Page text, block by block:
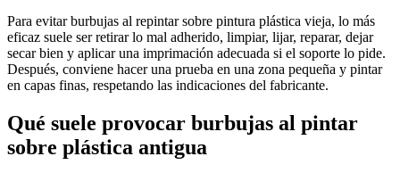
Para evitar burbujas al repintar sobre pintura plástica vieja, lo más
eficaz suele ser retirar lo mal adherido, limpiar, lijar, reparar, dejar
secar bien y aplicar una imprimación adecuada si el soporte lo pide.
Después, conviene hacer una prueba en una zona pequeña y pintar
en capas finas, respetando las indicaciones del fabricante.
Qué suele provocar burbujas al pintar
sobre plástica antigua